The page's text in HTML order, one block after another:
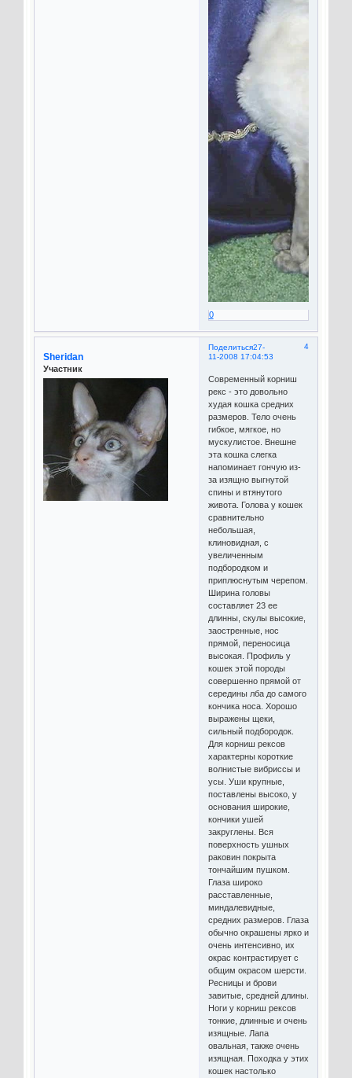
0
Поделиться 4
27-
11-2008 17:04:53
Sheridan
Участник
Современный корниш
рекс - это довольно
худая кошка средних
размеров. Тело очень
гибкое, мягкое, но
мускулистое. Внешне
эта кошка слегка
напоминает гончую из-
за изящно выгнутой
спины и втянутого
живота. Голова у кошек
сравнительно
небольшая,
клиновидная, с
увеличенным
подбородком и
приплюснутым черепом.
Ширина головы
составляет 23 ее
длинны, скулы высокие,
заостренные, нос
прямой, переносица
высокая. Профиль у
кошек этой породы
совершенно прямой от
середины лба до самого
кончика носа. Хорошо
выражены щеки,
сильный подбородок.
Для корниш рексов
характерны короткие
волнистые вибриссы и
усы. Уши крупные,
поставлены высоко, у
основания широкие,
кончики ушей
закруглены. Вся
поверхность ушных
раковин покрыта
тончайшим пушком.
Глаза широко
расставленные,
миндалевидные,
средних размеров. Глаза
обычно окрашены ярко и
очень интенсивно, их
окрас контрастирует с
общим окрасом шерсти.
Ресницы и брови
завитые, средней длины.
Ноги у корниш рексов
тонкие, длинные и очень
изящные. Лапа
овальная, также очень
изящная. Походка у этих
кошек настолько